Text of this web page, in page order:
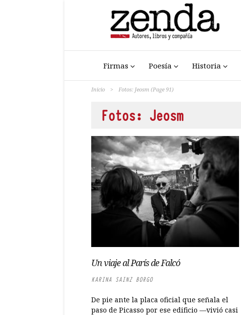
Firmas Poesía Historia
Inicio > Fotos: Jeosm (Page 91)
Fotos: Jeosm
Un viaje al París de Falcó
KARINA SAINZ BORGO
De pie ante la placa oficial que señala el
paso de Picasso por ese edificio —vivió casi